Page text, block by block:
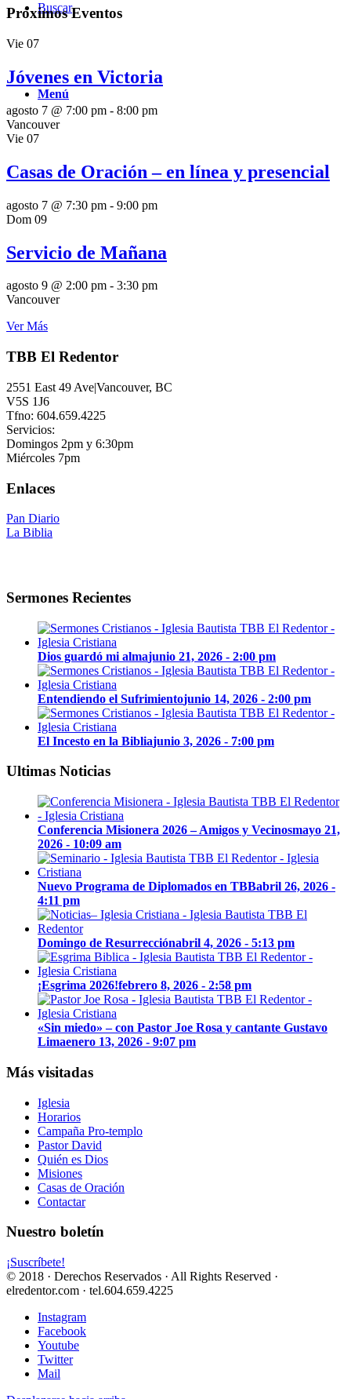
Buscar
Menú
Próximos Eventos
Vie 07
Jóvenes en Victoria
agosto 7 @ 7:00 pm - 8:00 pm
Vancouver
Vie 07
Casas de Oración – en línea y presencial
agosto 7 @ 7:30 pm - 9:00 pm
Dom 09
Servicio de Mañana
agosto 9 @ 2:00 pm - 3:30 pm
Vancouver
Ver Más
TBB El Redentor
2551 East 49 Ave|Vancouver, BC
V5S 1J6
Tfno: 604.659.4225
Servicios:
Domingos 2pm y 6:30pm
Miércoles 7pm
Enlaces
Pan Diario
La Biblia
Sermones Recientes
Dios guardó mi almajunio 21, 2026 - 2:00 pm
Entendiendo el Sufrimientojunio 14, 2026 - 2:00 pm
El Incesto en la Bibliajunio 3, 2026 - 7:00 pm
Ultimas Noticias
Conferencia Misionera 2026 – Amigos y Vecinosmayo 21,
2026 - 10:09 am
Nuevo Programa de Diplomados en TBBabril 26, 2026 -
4:11 pm
Domingo de Resurrecciónabril 4, 2026 - 5:13 pm
¡Esgrima 2026!febrero 8, 2026 - 2:58 pm
«Sin miedo» – con Pastor Joe Rosa y cantante Gustavo
Limaenero 13, 2026 - 9:07 pm
Más visitadas
Iglesia
Horarios
Campaña Pro-templo
Pastor David
Quién es Dios
Misiones
Casas de Oración
Contactar
Nuestro boletín
¡Suscríbete!
© 2018 · Derechos Reservados · All Rights Reserved ·
elredentor.com · tel.604.659.4225
Instagram
Facebook
Youtube
Twitter
Mail